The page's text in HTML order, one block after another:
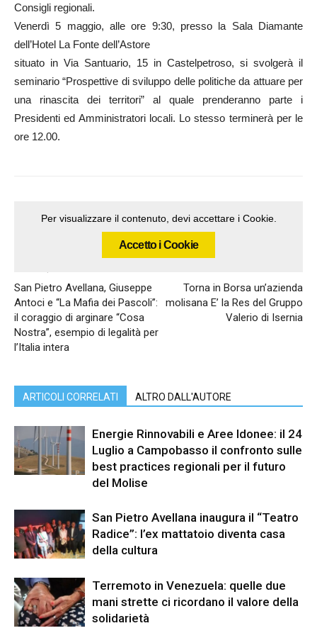
Consigli regionali.
Venerdì 5 maggio, alle ore 9:30, presso la Sala Diamante
dell’Hotel La Fonte dell’Astore
situato in Via Santuario, 15 in Castelpetroso, si svolgerà il
seminario “Prospettive di sviluppo delle politiche da attuare per
una rinascita dei territori” al quale prenderanno parte i
Presidenti ed Amministratori locali. Lo stesso terminerà per le
ore 12.00.
Per visualizzare il contenuto, devi accettare i Cookie.
Accetto i Cookie
San Pietro Avellana, Giuseppe
Antoci e “La Mafia dei Pascoli”:
il coraggio di arginare “Cosa
Nostra”, esempio di legalità per
l’Italia intera
Torna in Borsa un’azienda
molisana E’ la Res del Gruppo
Valerio di Isernia
ARTICOLI CORRELATI ALTRO DALL'AUTORE
Energie Rinnovabili e Aree Idonee: il 24
Luglio a Campobasso il confronto sulle
best practices regionali per il futuro
del Molise
San Pietro Avellana inaugura il “Teatro
Radice”: l’ex mattatoio diventa casa
della cultura
Terremoto in Venezuela: quelle due
mani strette ci ricordano il valore della
solidarietà